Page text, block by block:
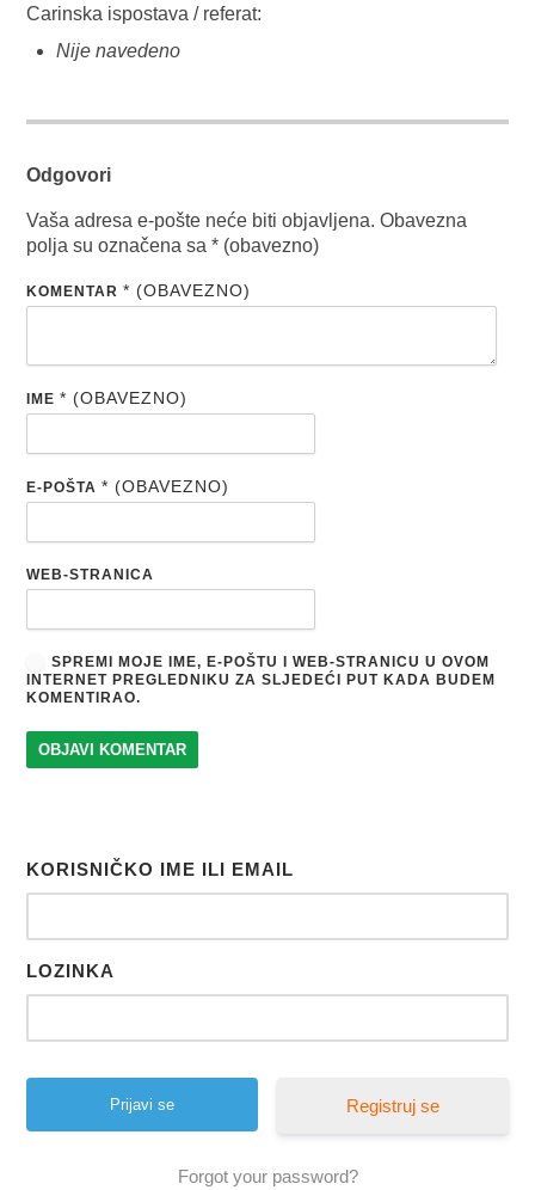
Carinska ispostava / referat:
Nije navedeno
Odgovori
Vaša adresa e-pošte neće biti objavljena. Obavezna
polja su označena sa* (obavezno)
KOMENTAR* (OBAVEZNO)
IME* (OBAVEZNO)
E-POŠTA* (OBAVEZNO)
WEB-STRANICA
SPREMI MOJE IME, E-POŠTU I WEB-STRANICU U OVOM
INTERNET PREGLEDNIKU ZA SLJEDEĆI PUT KADA BUDEM
KOMENTIRAO.
KORISNIČKO IME ILI EMAIL
LOZINKA
Registruj se
Forgot your password?